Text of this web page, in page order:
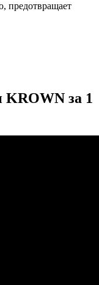
предотвращает
KROWN за 1